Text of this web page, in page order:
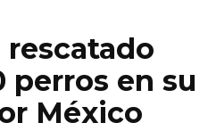
rescatado
perros en su
México